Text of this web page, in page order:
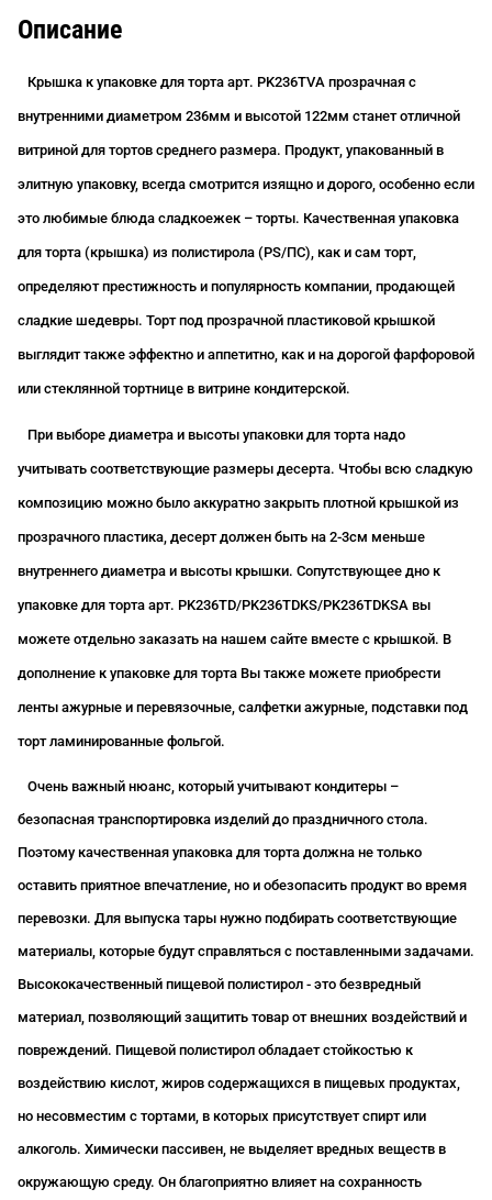
Описание
Крышка к упаковке для торта арт. PK236TVA прозрачная с
внутренними диаметром 236мм и высотой 122мм станет отличной
витриной для тортов среднего размера. Продукт, упакованный в
элитную упаковку, всегда смотрится изящно и дорого, особенно если
это любимые блюда сладкоежек – торты. Качественная упаковка
для торта (крышка) из полистирола (PS/ПС), как и сам торт,
определяют престижность и популярность компании, продающей
сладкие шедевры. Торт под прозрачной пластиковой крышкой
выглядит также эффектно и аппетитно, как и на дорогой фарфоровой
или стеклянной тортнице в витрине кондитерской.
При выборе диаметра и высоты упаковки для торта надо
учитывать соответствующие размеры десерта. Чтобы всю сладкую
композицию можно было аккуратно закрыть плотной крышкой из
прозрачного пластика, десерт должен быть на 2-3см меньше
внутреннего диаметра и высоты крышки. Сопутствующее дно к
упаковке для торта арт. PK236TD/PK236TDKS/PK236TDKSA вы
можете отдельно заказать на нашем сайте вместе с крышкой. В
дополнение к упаковке для торта Вы также можете приобрести
ленты ажурные и перевязочные, салфетки ажурные, подставки под
торт ламинированные фольгой.
Очень важный нюанс, который учитывают кондитеры –
безопасная транспортировка изделий до праздничного стола.
Поэтому качественная упаковка для торта должна не только
оставить приятное впечатление, но и обезопасить продукт во время
перевозки. Для выпуска тары нужно подбирать соответствующие
материалы, которые будут справляться с поставленными задачами.
Высококачественный пищевой полистирол - это безвредный
материал, позволяющий защитить товар от внешних воздействий и
повреждений. Пищевой полистирол обладает стойкостью к
воздействию кислот, жиров содержащихся в пищевых продуктах,
но несовместим с тортами, в которых присутствует спирт или
алкоголь. Химически пассивен, не выделяет вредных веществ в
окружающую среду. Он благоприятно влияет на сохранность